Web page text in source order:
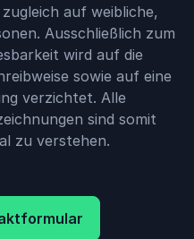
auf weibliche,
Ausschließlich zum
wird auf die
sowie auf eine
verzichtet. Alle
sind somit
zu verstehen.